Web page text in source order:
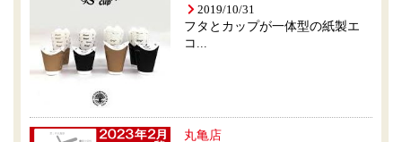
2019/10/31
フタとカップが一体型の紙製エ
コ...
丸亀店